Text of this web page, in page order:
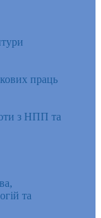
праць
з НПП та
та